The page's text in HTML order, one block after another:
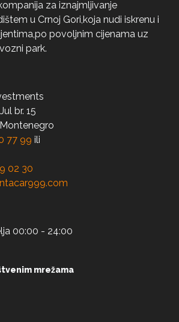
za iznajmljivanje
u Crnoj Gori,koja nudi iskrenu i
povoljnim cijenama uz
park.
br. 15
77 99 ili
02 30
00:00 - 24:00
mrežama